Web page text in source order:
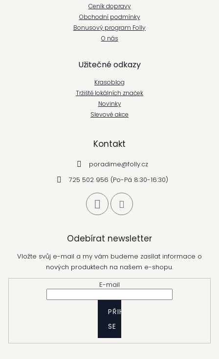
Ceník dopravy
Obchodní podmínky
Bonusový program Folly
O nás
Užitečné odkazy
Krasoblog
Tržiště lokálních značek
Novinky
Slevové akce
Kontakt
poradime@folly.cz
725 502 956 (Po-Pá 8:30-16:30)
Odebírat newsletter
Vložte svůj e-mail a my vám budeme zasílat informace o
nových produktech na našem e-shopu.
E-mail
PŘIHLÁSIT
SE